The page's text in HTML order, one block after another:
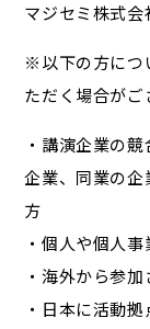
マジセミ株式会
※以下の方につ
ただく場合がご
・講演企業の
企業、同業の企
方
・個人や個人
・海外から参
・日本に活動